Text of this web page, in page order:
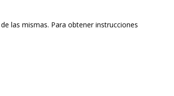
las mismas. Para obtener instrucciones